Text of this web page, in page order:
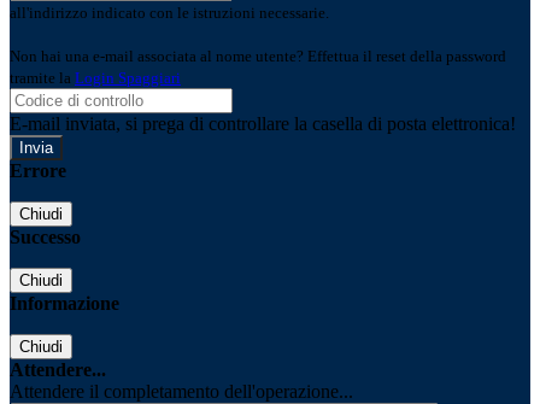
all'indirizzo indicato con le istruzioni necessarie.
Non hai una e-mail associata al nome utente? Effettua il reset della password
tramite la Login Spaggiari
E-mail inviata, si prega di controllare la casella di posta elettronica!
Errore
Chiudi
Successo
Chiudi
Informazione
Chiudi
Attendere...
Attendere il completamento dell'operazione...